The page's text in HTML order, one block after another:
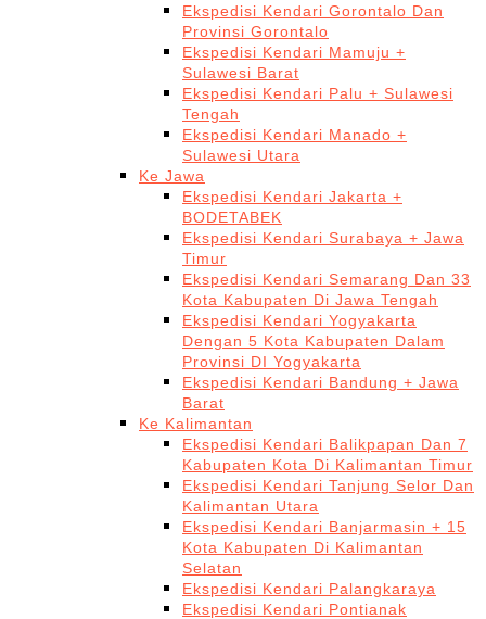
Ekspedisi Kendari Gorontalo Dan
Provinsi Gorontalo
Ekspedisi Kendari Mamuju +
Sulawesi Barat
Ekspedisi Kendari Palu + Sulawesi
Tengah
Ekspedisi Kendari Manado +
Sulawesi Utara
Ke Jawa
Ekspedisi Kendari Jakarta +
BODETABEK
Ekspedisi Kendari Surabaya + Jawa
Timur
Ekspedisi Kendari Semarang Dan 33
Kota Kabupaten Di Jawa Tengah
Ekspedisi Kendari Yogyakarta
Dengan 5 Kota Kabupaten Dalam
Provinsi DI Yogyakarta
Ekspedisi Kendari Bandung + Jawa
Barat
Ke Kalimantan
Ekspedisi Kendari Balikpapan Dan 7
Kabupaten Kota Di Kalimantan Timur
Ekspedisi Kendari Tanjung Selor Dan
Kalimantan Utara
Ekspedisi Kendari Banjarmasin + 15
Kota Kabupaten Di Kalimantan
Selatan
Ekspedisi Kendari Palangkaraya
Ekspedisi Kendari Pontianak